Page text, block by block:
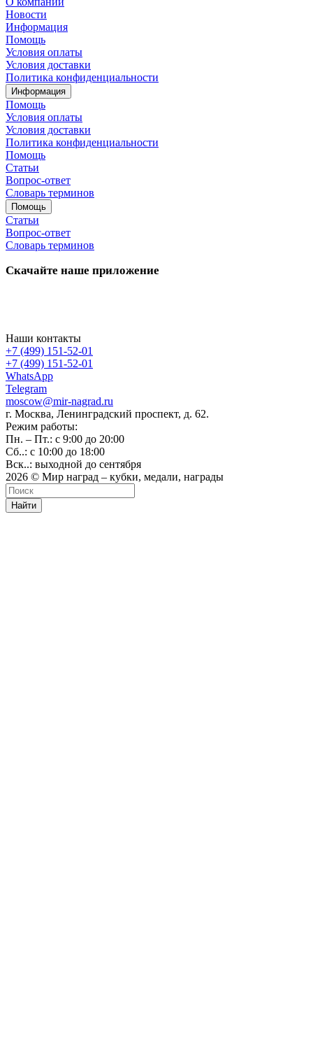
Новости
Информация
Помощь
Условия оплаты
Условия доставки
Политика конфиденциальности
Информация
Помощь
Условия оплаты
Условия доставки
Политика конфиденциальности
Помощь
Статьи
Вопрос-ответ
Словарь терминов
Помощь
Статьи
Вопрос-ответ
Словарь терминов
Скачайте наше приложение
Наши контакты
+7 (499) 151-52-01
+7 (499) 151-52-01
WhatsApp
Telegram
moscow@mir-nagrad.ru
г. Москва, Ленинградский проспект, д. 62.
Режим работы:
Пн. – Пт.: с 9:00 до 20:00
Сб..: с 10:00 до 18:00
Вск..: выходной до сентября
2026 © Мир наград – кубки, медали, награды
Найти